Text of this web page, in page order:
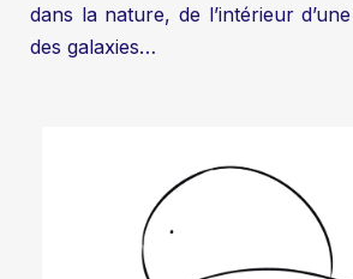
dans la nature, de l’intérieur
des galaxies…